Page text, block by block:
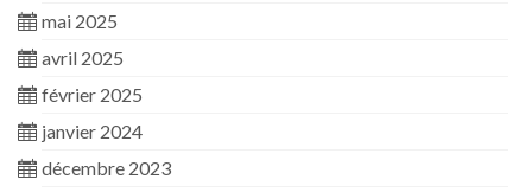
mai 2025
avril 2025
février 2025
janvier 2024
décembre 2023